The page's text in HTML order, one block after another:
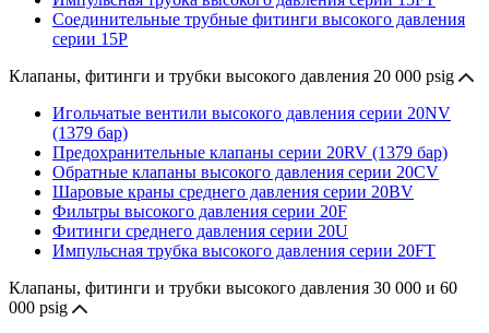
Соединительные трубные фитинги высокого давления
серии 15P
Клапаны, фитинги и трубки высокого давления 20 000 psig
Игольчатые вентили высокого давления серии 20NV
(1379 бар)
Предохранительные клапаны серии 20RV (1379 бар)
Обратные клапаны высокого давления серии 20CV
Шаровые краны среднего давления серии 20BV
Фильтры высокого давления серии 20F
Фитинги среднего давления серии 20U
Импульсная трубка высокого давления серии 20FT
Клапаны, фитинги и трубки высокого давления 30 000 и 60
000 psig